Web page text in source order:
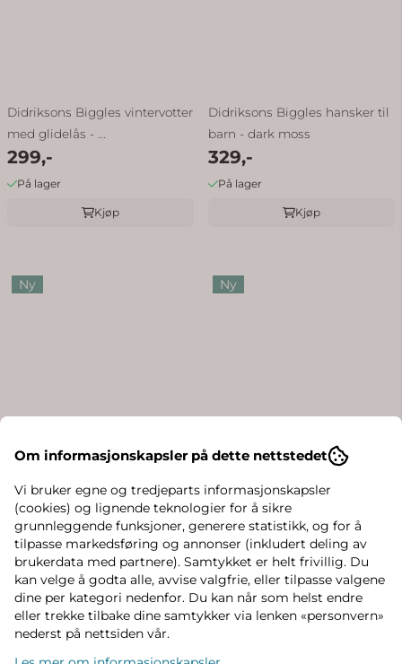
Didriksons Biggles vintervotter
med glidelås - ...
299,-
På lager
Kjøp
Didriksons Biggles hansker til
barn - dark moss
329,-
På lager
Kjøp
Ny Ny
Om informasjonskapsler på dette nettstedet
Vi bruker egne og tredjeparts informasjonskapsler
(cookies) og lignende teknologier for å sikre
grunnleggende funksjoner, generere statistikk, og for å
tilpasse markedsføring og annonser (inkludert deling av
brukerdata med partnere). Samtykket er helt frivillig. Du
kan velge å godta alle, avvise valgfrie, eller tilpasse valgene
dine per kategori nedenfor. Du kan når som helst endre
eller trekke tilbake dine samtykker via lenken «personvern»
nederst på nettsiden vår.